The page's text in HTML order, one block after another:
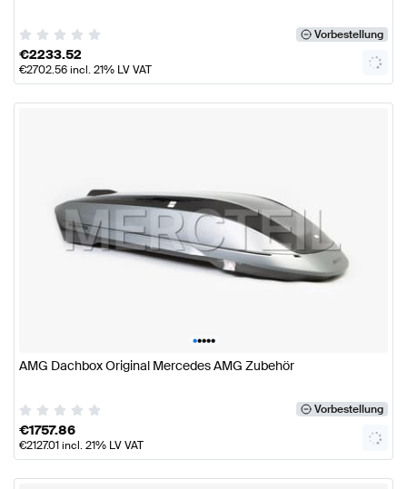
Vorbestellung
€2233.52
€2702.56incl. 21% LV VAT
•••••
AMG Dachbox Original Mercedes AMG Zubehör
Vorbestellung
€1757.86
€2127.01incl. 21% LV VAT